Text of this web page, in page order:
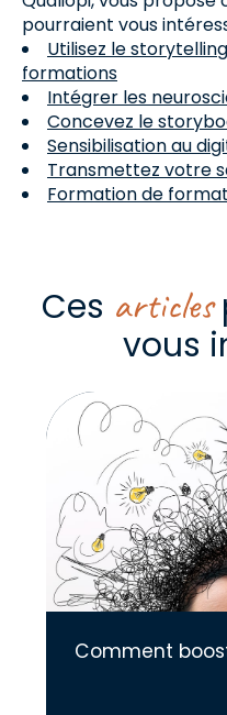
pourraient vous
Utilisez le
formations
Intégrer les
Concevez le
Sensibilisation au
Transmettez votre
Formation de
Ces articles
vous
Comment